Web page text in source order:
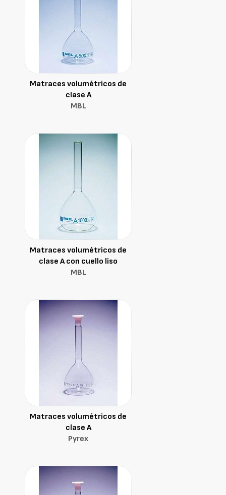
Matraces volumétricos de
clase A
MBL
Matraces volumétricos de
clase A con cuello liso
MBL
Matraces volumétricos de
clase A
Pyrex